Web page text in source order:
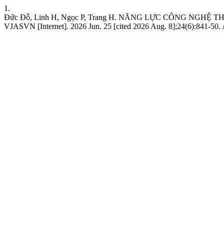
1.
Đức Đỗ, Linh H, Ngọc P, Trang H. NĂNG LỰC CÔNG NGHỆ
VJASVN [Internet]. 2026 Jun. 25 [cited 2026 Aug. 8];24(6):841-